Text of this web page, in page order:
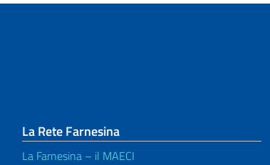
La Rete Farnesina
La Farnesina – il MAECI